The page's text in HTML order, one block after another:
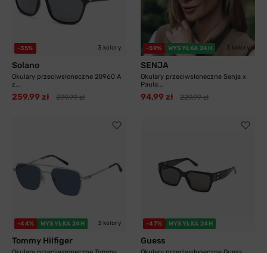
-35% 3 kolory
Solano
Okulary przeciwsłoneczne 20960 A
z...
259,99 zł 399,99 zł
-59% WYSYŁKA 24H 3 kolory
SENJA
Okulary przeciwsłoneczne Senja x
Paula...
94,99 zł 229,99 zł
-44% WYSYŁKA 24H 3 kolory
Tommy Hilfiger
-47% WYSYŁKA 24H
Guess